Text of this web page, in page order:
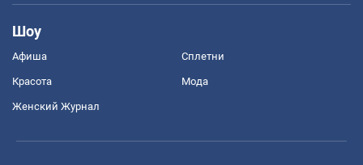
Шоу
Афиша Сплетни
Красота Мода
Женский Журнал